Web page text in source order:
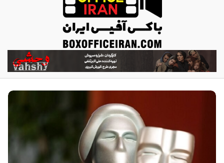
ب
ا
ک
س
س